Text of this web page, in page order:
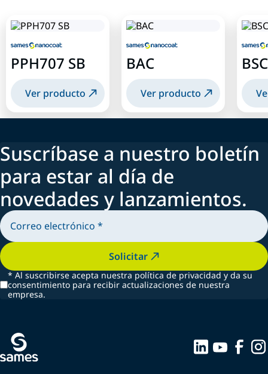
PPH707 SB
Ver producto
BAC
Ver producto
Suscríbase a nuestro boletín
para estar al día de
novedades y lanzamientos.
Solicitar
* Al suscribirse acepta nuestra política de privacidad y da su
consentimiento para recibir actualizaciones de nuestra
empresa.